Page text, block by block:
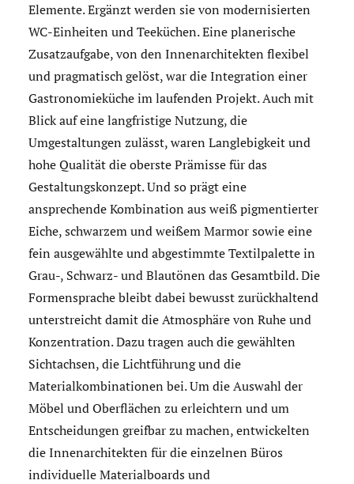
Elemente. Ergänzt werden sie von modernisierten
WC-Einheiten und Teeküchen. Eine planerische
Zusatzaufgabe, von den Innenarchitekten flexibel
und pragmatisch gelöst, war die Integration einer
Gastronomieküche im laufenden Projekt. Auch mit
Blick auf eine langfristige Nutzung, die
Umgestaltungen zulässt, waren Langlebigkeit und
hohe Qualität die oberste Prämisse für das
Gestaltungskonzept. Und so prägt eine
ansprechende Kombination aus weiß pigmentierter
Eiche, schwarzem und weißem Marmor sowie eine
fein ausgewählte und abgestimmte Textilpalette in
Grau-, Schwarz- und Blautönen das Gesamtbild. Die
Formensprache bleibt dabei bewusst zurückhaltend
unterstreicht damit die Atmosphäre von Ruhe und
Konzentration. Dazu tragen auch die gewählten
Sichtachsen, die Lichtführung und die
Materialkombinationen bei. Um die Auswahl der
Möbel und Oberflächen zu erleichtern und um
Entscheidungen greifbar zu machen, entwickelten
die Innenarchitekten für die einzelnen Büros
individuelle Materialboards und